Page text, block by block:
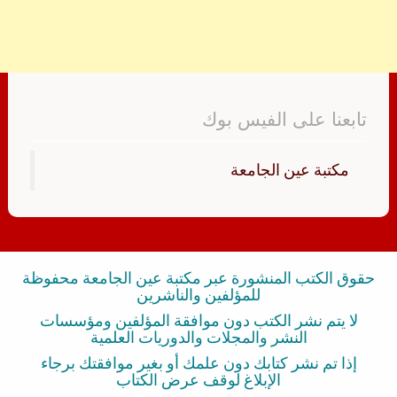
تابعنا على الفيس بوك
‏مكتبة عين الجامعة‏
حقوق الكتب المنشورة عبر مكتبة عين الجامعة محفوظة
للمؤلفين والناشرين
لا يتم نشر الكتب دون موافقة المؤلفين ومؤسسات
النشر والمجلات والدوريات العلمية
إذا تم نشر كتابك دون علمك أو بغير موافقتك برجاء
الإبلاغ لوقف عرض الكتاب